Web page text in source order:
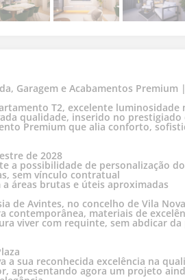
Garagem e Acabamentos Premium
T2, excelente luminosidade
qualidade, inserido no
Premium que alia conforto,
de 2028
a possibilidade de personalização
sem vínculo contratual
áreas brutas e úteis aproximadas
de Avintes, no concelho de Vila
contemporânea, materiais de
viver com requinte, sem abdicar
a sua reconhecida excelência na
apresentando agora um projeto